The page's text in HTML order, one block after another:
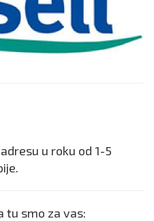
u roku od 1-5
tu smo za vas: